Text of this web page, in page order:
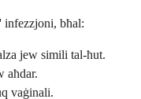
infezzjoni, bħal:
jew simili tal-ħut.
aħdar.
vaġinali.